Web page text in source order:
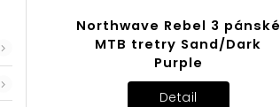
Northwave Rebel 3 pánské
MTB tretry Sand/Dark
Purple
Detail